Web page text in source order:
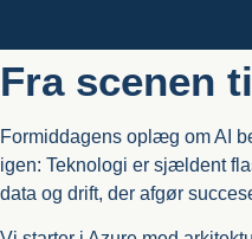
Fra scenen
Formiddagens oplæg om AI
igen: Teknologi er sjældent
data og drift, der afgør